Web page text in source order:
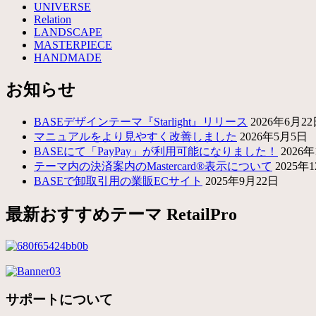
UNIVERSE
Relation
LANDSCAPE
MASTERPIECE
HANDMADE
お知らせ
BASEデザインテーマ『Starlight』リリース 2026年6月22
マニュアルをより見やすく改善しました 2026年5月5日
BASEにて「PayPay」が利用可能になりました！
2026
テーマ内の決済案内のMastercard®表示について 2025年
BASEで卸取引用の業販ECサイト 2025年9月22日
最新おすすめテーマ RetailPro
サポートについて